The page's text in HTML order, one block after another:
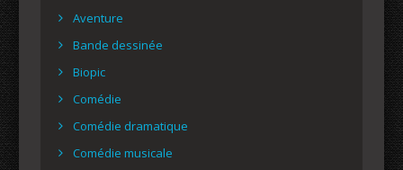
Aventure
Bande dessinée
Biopic
Comédie
Comédie dramatique
Comédie musicale